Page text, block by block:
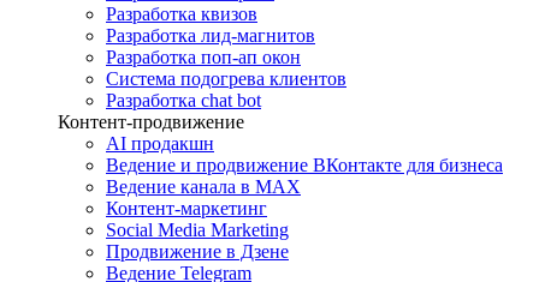
Разработка квизов
Разработка лид-магнитов
Разработка поп-ап окон
Система подогрева клиентов
Разработка chat bot
Контент-продвижение
AI продакшн
Ведение и продвижение ВКонтакте для бизнеса
Ведение канала в MAX
Контент-маркетинг
Social Media Marketing
Продвижение в Дзене
Ведение Telegram